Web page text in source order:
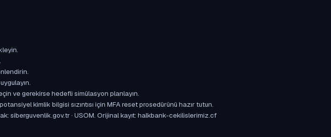
ve gerekirse hedefli simülasyon planlayın.
kimlik bilgisi sızıntısı için MFA reset prosedürünü hazır tutun.
siberguvenlik.gov.tr · USOM. Orijinal kayıt: halkbank-cekilislerimiz.cf